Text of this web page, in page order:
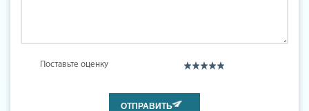
Поставьте оценку